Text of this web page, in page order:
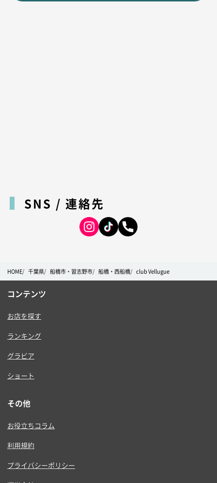
SNS / 連絡先
HOME 千葉県 船橋市・習志野市 船橋・西船橋 club Vellugue
コンテンツ
お店を探す
ランキング
グラビア
ショート
その他
お役立ちコラム
利用規約
プライバシーポリシー